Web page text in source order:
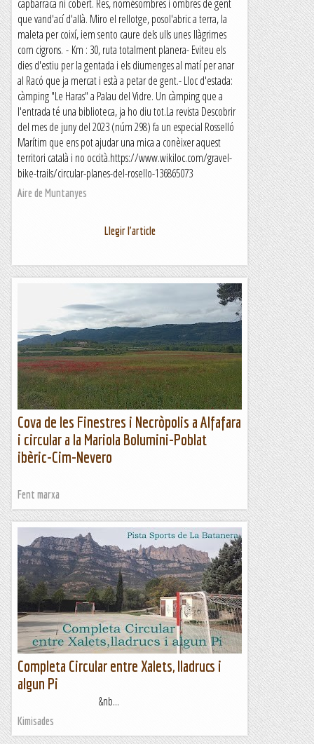
capbarraca ni cobert. Res, nomésombres i ombres de gent
que vand'ací d'allà. Miro el rellotge, posol'abric a terra, la
maleta per coixí, iem sento caure dels ulls unes llàgrimes
com cigrons. - Km : 30, ruta totalment planera- Eviteu els
dies d'estiu per la gentada i els diumenges al matí per anar
al Racó que ja mercat i està a petar de gent.- Lloc d'estada:
càmping "Le Haras" a Palau del Vidre. Un càmping que a
l'entrada té una biblioteca, ja ho diu tot.La revista Descobrir
del mes de juny del 2023 (núm 298) fa un especial Rosselló
Marítim que ens pot ajudar una mica a conèixer aquest
territori català i no occità.https://www.wikiloc.com/gravel-
bike-trails/circular-planes-del-rosello-136865073
Aire de Muntanyes
Llegir l'article
Cova de les Finestres i Necròpolis a Alfafara
i circular a la Mariola Bolumini-Poblat
ibèric-Cim-Nevero
Fent marxa
Completa Circular entre Xalets, lladrucs i
algun Pi
&nb...
Kimisades